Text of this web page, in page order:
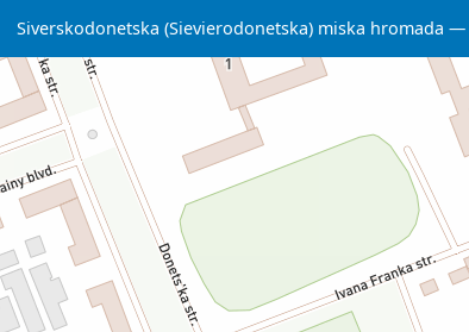
Siverskodonetska (Sievierodonetska) miska hromada